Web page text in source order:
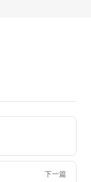
下一篇